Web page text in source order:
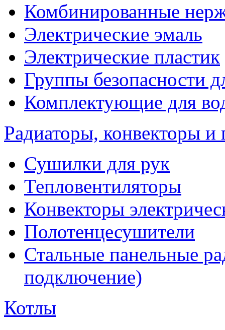
Комбинированные
Электрические эмаль
Электрические пластик
Группы безопасности
Комплектующие для
Радиаторы, конвекторы и
Сушилки для рук
Тепловентиляторы
Конвекторы
Полотенцесушители
Стальные панельные
подключение)
Котлы